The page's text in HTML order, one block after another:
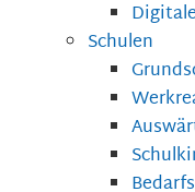
Schulen